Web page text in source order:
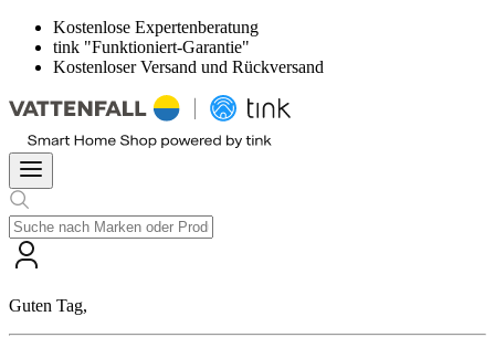
Kostenlose Expertenberatung
tink "Funktioniert-Garantie"
Kostenloser Versand und Rückversand
Guten Tag,